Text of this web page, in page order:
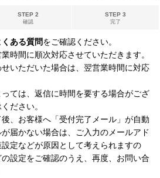
STEP 2
確認
STEP 3
完了
くある質問をご確認ください。
時間に順次対応させていただきます。
いただいた場合は、翌営業時間に対応
っては、返信に時間を要する場合がござ
ださい。
、お客様へ「受付完了メール」が自動
届かない場合は、ご入力のメールアド
定などが原因として考えられますの
設定をご確認のうえ、再度、お問い合